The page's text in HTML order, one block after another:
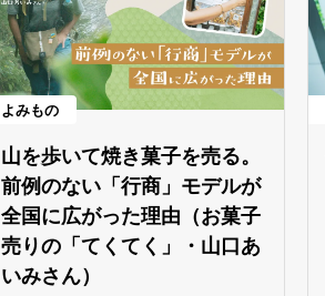
よみもの
山を歩いて焼き菓子を売る。
前例のない「行商」モデルが
全国に広がった理由（お菓子
売りの「てくてく」・山口あ
いみさん）